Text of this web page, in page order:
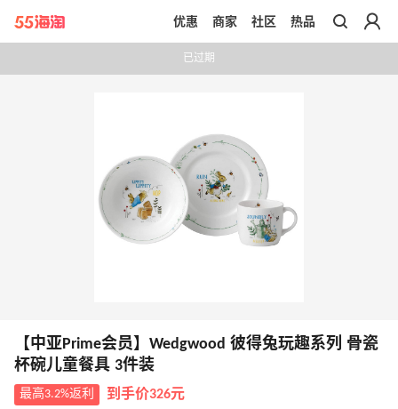
带你去官网买正品
优惠 商家 社区 热品
已过期
【中亚Prime会员】Wedgwood 彼得兔玩趣系列 骨瓷
杯碗儿童餐具 3件装
最高3.2%返利 到手价326元